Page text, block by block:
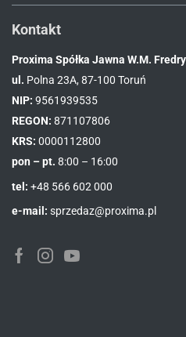
Kontakt
Proxima Spółka Jawna W.M.
ul. Polna 23A, 87-100 Toruń
NIP: 9561939535
REGON: 871107806
KRS: 0000112800
pon – pt. 8:00 – 16:00
tel: +48 566 602 000
e-mail: sprzedaz@proxima.pl